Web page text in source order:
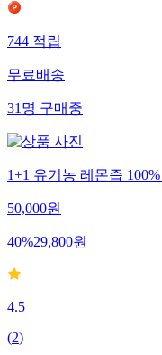
744 적립
무료배송
31 명 구매중
1+1 유기농 레몬즙
50,000원
40%29,800원
4.5
(2)